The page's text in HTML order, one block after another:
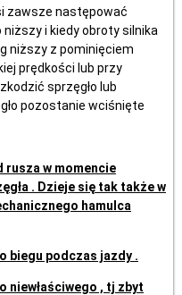
zawsze następować
i kiedy obroty silnika
niższy z pominięciem
prędkości lub przy
sprzęgło lub
pozostanie wciśnięte
rusza w momencie
. Dzieje się tak także w
hamulca
biegu podczas jazdy .
niewłaściwego , tj zbyt